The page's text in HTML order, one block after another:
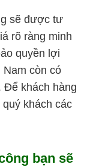
sẽ được tư
rõ ràng minh
quyền lợi
Nam còn có
Để khách hàng
khách các
bạn sẽ